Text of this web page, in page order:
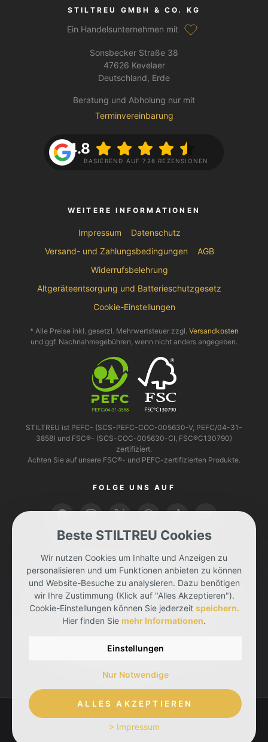
STILTREU GMBH & CO. KG
Ein Handelsunternehmen mit
Sonsbecker Straße 38
47626 Kevelaer
Deutschland, Erde
Beratung und Abholung nur mit
Terminvereinbarung
4.8
BASIEREND AUF 726 REZENSIONEN
WEITERE INFORMATIONEN
Impressum
Datenschutz
Versand- und Zahlungsbedingungen
AGB
Widerrufsbelehrung
Altgeräteentsorgung und Batterieschutzgesetz
Cookie-Einstellungen
* Alle Preise inkl. gesetzl. Mehrwertsteuer zzgl. Versandkosten
und ggf. Nachnahmegebühren, wenn nicht anders angegeben.
STILTREU ist PEFC- (SCS-PEFC-COC-005630-V, PEFC/04-31-
3858) und FSC®- (SCS-COC-005630-CI, FSC®C130790)
zertifiziert.
Achten Sie auf unsere FSC®- und PEFC-zertifizierten Produkte.
FOLGE UNS AUF
Beste STILTREU Cookies
Wir nutzen Cookies um Inhalte und Anzeigen zu
personalisieren und um Funktionen anbieten zu können
und Website-Besuche zu analysieren. Dazu benötigen
wir Ihre Zustimmung (Klick auf "Alles Akzeptieren").
Cookie-Einstellungen können Sie jederzeit speichern.
Hier finden Sie mehr Informationen.
Einstellungen
Nur Notwendige
ALLES AKZEPTIEREN
> Impressum